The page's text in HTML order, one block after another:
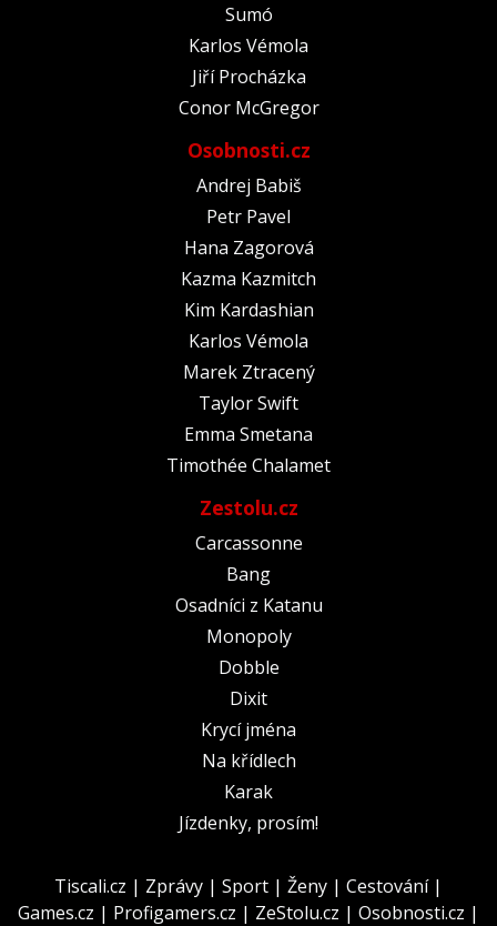
Sumó
Karlos Vémola
Jiří Procházka
Conor McGregor
Osobnosti.cz
Andrej Babiš
Petr Pavel
Hana Zagorová
Kazma Kazmitch
Kim Kardashian
Karlos Vémola
Marek Ztracený
Taylor Swift
Emma Smetana
Timothée Chalamet
Zestolu.cz
Carcassonne
Bang
Osadníci z Katanu
Monopoly
Dobble
Dixit
Krycí jména
Na křídlech
Karak
Jízdenky, prosím!
Tiscali.cz | Zprávy | Sport | Ženy | Cestování|
Games.cz | Profigamers.cz | ZeStolu.cz | Osobnosti.cz |